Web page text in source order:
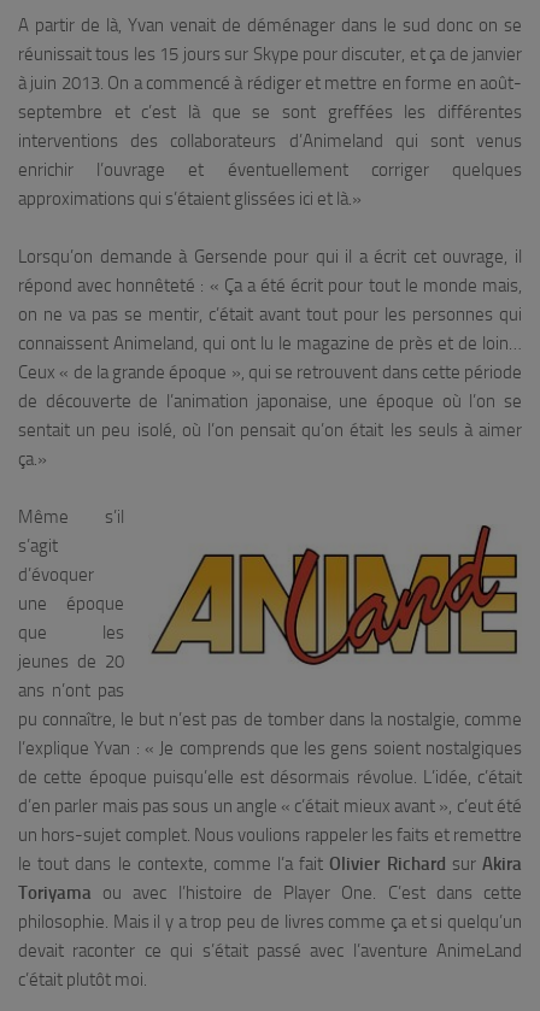
A partir de là, Yvan venait de déménager dans le sud donc on se
réunissait tous les 15 jours sur Skype pour discuter, et ça de janvier
à juin 2013. On a commencé à rédiger et mettre en forme en août-
septembre et c’est là que se sont greffées les différentes
interventions des collaborateurs d’Animeland qui sont venus
enrichir l’ouvrage et éventuellement corriger quelques
approximations qui s’étaient glissées ici et là.»
Lorsqu’on demande à Gersende pour qui il a écrit cet ouvrage, il
répond avec honnêteté : « Ça a été écrit pour tout le monde mais,
on ne va pas se mentir, c’était avant tout pour les personnes qui
connaissent Animeland, qui ont lu le magazine de près et de loin…
Ceux « de la grande époque », qui se retrouvent dans cette période
de découverte de l’animation japonaise, une époque où l’on se
sentait un peu isolé, où l’on pensait qu’on était les seuls à aimer
ça.»
Même s’il
s’agit
d’évoquer
une époque
que les
jeunes de 20
ans n’ont pas
pu connaître, le but n’est pas de tomber dans la nostalgie, comme
l’explique Yvan : « Je comprends que les gens soient nostalgiques
de cette époque puisqu’elle est désormais révolue. L’idée, c’était
d’en parler mais pas sous un angle « c’était mieux avant », c’eut été
un hors-sujet complet. Nous voulions rappeler les faits et remettre
le tout dans le contexte, comme l’a fait Olivier Richard surAkira
Toriyama ou avec l’histoire de Player One. C’est dans cette
philosophie. Mais il y a trop peu de livres comme ça et si quelqu’un
devait raconter ce qui s’était passé avec l’aventure AnimeLand
c’était plutôt moi.